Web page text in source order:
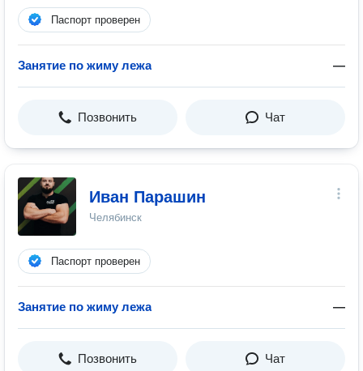
Паспорт проверен
Занятие по жиму лежа —
Позвонить Чат
Иван Парашин
Челябинск
Паспорт проверен
Занятие по жиму лежа —
Позвонить Чат